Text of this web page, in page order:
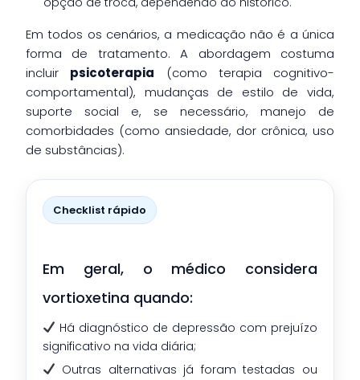
Em todos os cenários, a medicação não é a única
forma de tratamento. A abordagem costuma
incluir psicoterapia (como terapia cognitivo-
comportamental), mudanças de estilo de vida,
suporte social e, se necessário, manejo de
comorbidades (como ansiedade, dor crônica, uso
de substâncias).
Checklist rápido
Em geral, o médico considera
vortioxetina quando:
Há diagnóstico de depressão com prejuízo
significativo na vida diária;
Outras alternativas já foram testadas ou